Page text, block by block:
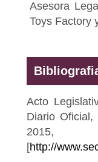
Asesora
Toys Factory
Acto
Diario
2015,
[http://